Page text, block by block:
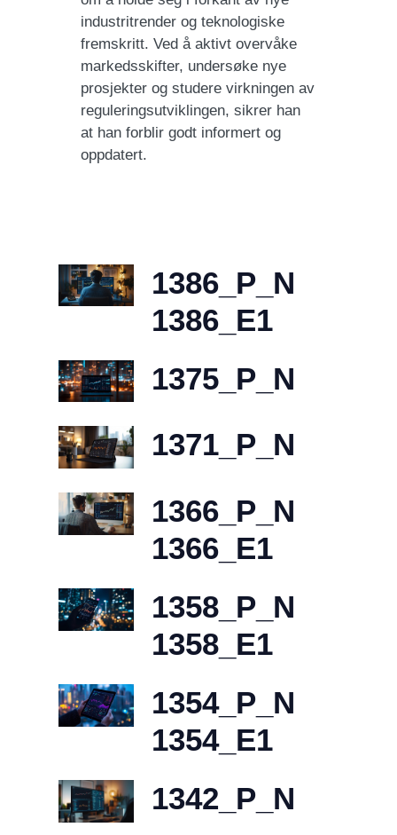
industritrender og teknologiske
fremskritt. Ved å aktivt overvåke
markedsskifter, undersøke nye
prosjekter og studere virkningen av
reguleringsutviklingen, sikrer han
at han forblir godt informert og
oppdatert.
1386_P_N
1386_E1
1375_P_N
1371_P_N
1366_P_N
1366_E1
1358_P_N
1358_E1
1354_P_N
1354_E1
1342_P_N